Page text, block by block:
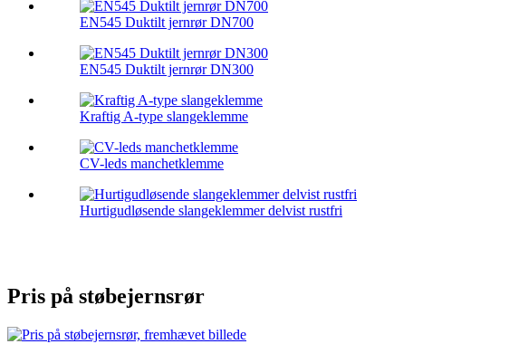
EN545 Duktilt jernrør DN700
EN545 Duktilt jernrør DN300
Kraftig A-type slangeklemme
CV-leds manchetklemme
Hurtigudløsende slangeklemmer delvist rustfri
Pris på støbejernsrør